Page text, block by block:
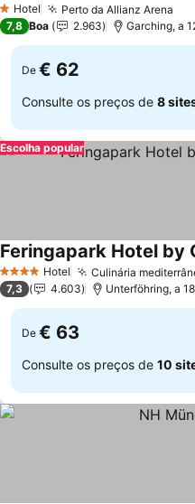
1 Estrelas
Hotel Perto da Allianz Arena
7,8 Boa 2.963 Garching, a
De € 62
Consulte os preços de 8
Escolha popular
4 EstrelasHotel Culinária
Feringapark Hotel by
7,3 4.603 Unterföhring, a
De € 63
Consulte os preços de 10